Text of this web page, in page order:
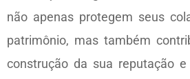
não apenas protegem seus
patrimônio, mas também
construção da sua reputação